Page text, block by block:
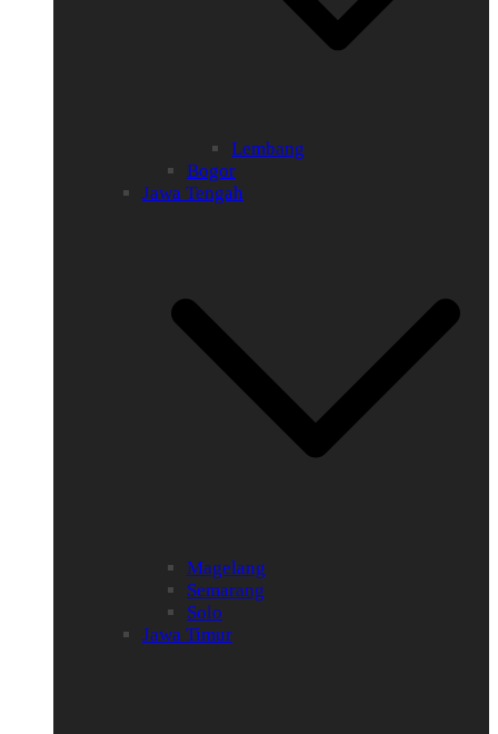
Lembang
Bogor
Jawa Tengah
Magelang
Semarang
Solo
Jawa Timur